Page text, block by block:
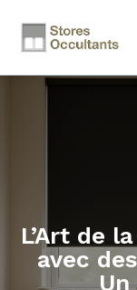
L’Art de
avec
Un